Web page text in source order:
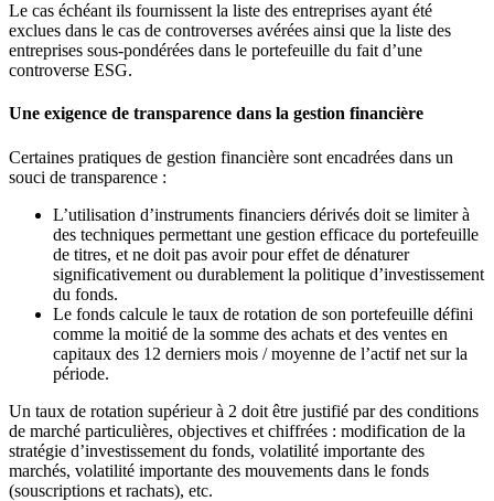
Le cas échéant ils fournissent la liste des entreprises ayant été
exclues dans le cas de controverses avérées ainsi que la liste des
entreprises sous-pondérées dans le portefeuille du fait d’une
controverse ESG.
Une exigence de transparence dans la gestion financière
Certaines pratiques de gestion financière sont encadrées dans un
souci de transparence :
L’utilisation d’instruments financiers dérivés doit se limiter à
des techniques permettant une gestion efficace du portefeuille
de titres, et ne doit pas avoir pour effet de dénaturer
significativement ou durablement la politique d’investissement
du fonds.
Le fonds calcule le taux de rotation de son portefeuille défini
comme la moitié de la somme des achats et des ventes en
capitaux des 12 derniers mois / moyenne de l’actif net sur la
période.
Un taux de rotation supérieur à 2 doit être justifié par des conditions
de marché particulières, objectives et chiffrées : modification de la
stratégie d’investissement du fonds, volatilité importante des
marchés, volatilité importante des mouvements dans le fonds
(souscriptions et rachats), etc.